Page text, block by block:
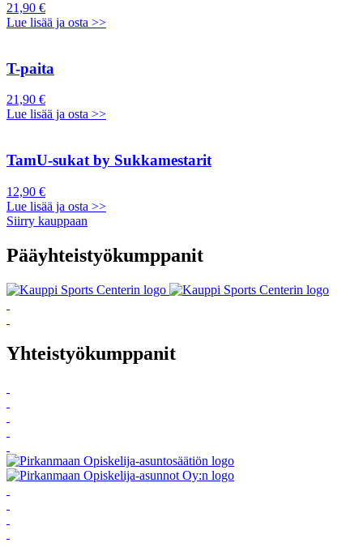
21,90 €
Lue lisää ja osta >>
T-paita
21,90 €
Lue lisää ja osta >>
TamU-sukat by Sukkamestarit
12,90 €
Lue lisää ja osta >>
Siirry kauppaan
Pääyhteistyökumppanit
Yhteistyökumppanit